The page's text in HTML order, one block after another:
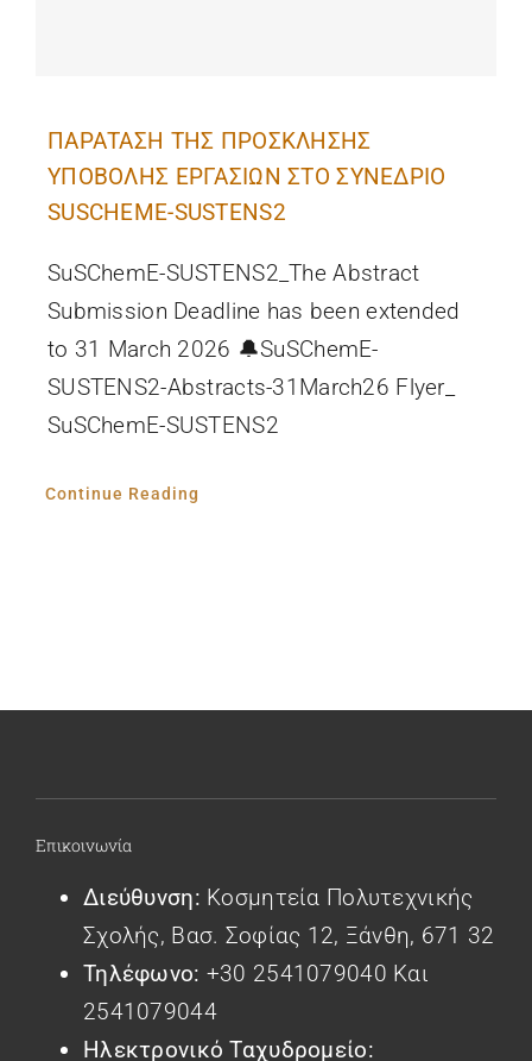
ΠΑΡΑΤΑΣΗ ΤΗΣ ΠΡΟΣΚΛΗΣΗΣ
ΥΠΟΒΟΛΗΣ ΕΡΓΑΣΙΩΝ ΣΤΟ ΣΥΝΕΔΡΙΟ
SUSCHEME-SUSTENS2
SuSChemE-SUSTENS2_The Abstract
Submission Deadline has been extended
to 31 March 2026 🔔SuSChemE-
SUSTENS2-Abstracts-31March26 Flyer_
SuSChemE-SUSTENS2
Continue Reading
Επικοινωνία
Διεύθυνση: Κοσμητεία Πολυτεχνικής
Σχολής, Βασ. Σοφίας 12, Ξάνθη, 671 32
Τηλέφωνο: +30 2541079040 Και
2541079044
Ηλεκτρονικό Ταχυδρομείο: